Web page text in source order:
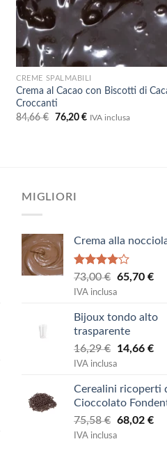
CREME SPALMABILI
Crema al Cacao con Biscotti di
Croccanti
84,66€ Il
76,20 €IlIVA inclusa
MIGLIORI
Crema alla
Valutato
4.00 su
5
73,00€ Il
prezzo
era:
73,00 €.
65,70 €Il
è:
IVA inclusa
Bijoux tondo alto
trasparente
16,29€
Il
prezzo
era:
16,29 €.
14,66 €Il
è:
IVA inclusa
Cerealini ricoperti
Cioccolato
75,58€ Il
prezzo
68,02 €Il
IVA inclusa